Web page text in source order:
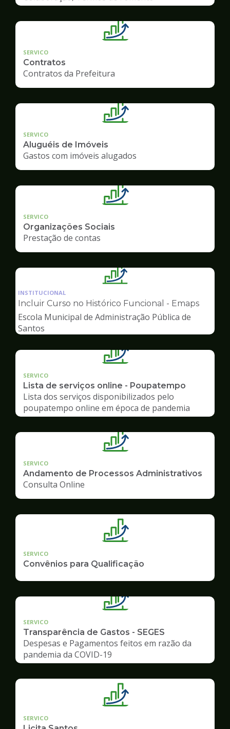
SERVICO
Contratos
Contratos da Prefeitura
SERVICO
Aluguéis de Imóveis
Gastos com imóveis alugados
SERVICO
Organizações Sociais
Prestação de contas
Ilustração
pagina
de
Gestão
INSTITUCIONAL
Incluir Curso no Histórico Funcional - Emaps
Escola Municipal de Administração Pública de
Santos
SERVICO
Lista de serviços online - Poupatempo
Lista dos serviços disponibilizados pelo
poupatempo online em época de pandemia
SERVICO
Andamento de Processos Administrativos
Consulta Online
SERVICO
Convênios para Qualificação
SERVICO
Transparência de Gastos - SEGES
Despesas e Pagamentos feitos em razão da
pandemia da COVID-19
SERVICO